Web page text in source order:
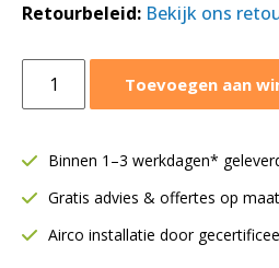
Retourbeleid: Bekijk ons
schuinmodel
mm
Inclusief
LED
Toevoegen aan
Binnen 1–3 werkdagen*
Gratis advies & offertes op maat
Airco installatie door